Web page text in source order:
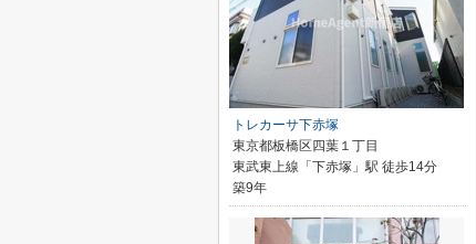
トレカーサ下赤塚
東京都板橋区四葉１丁目
東武東上線「下赤塚」駅 徒歩14分
築9年